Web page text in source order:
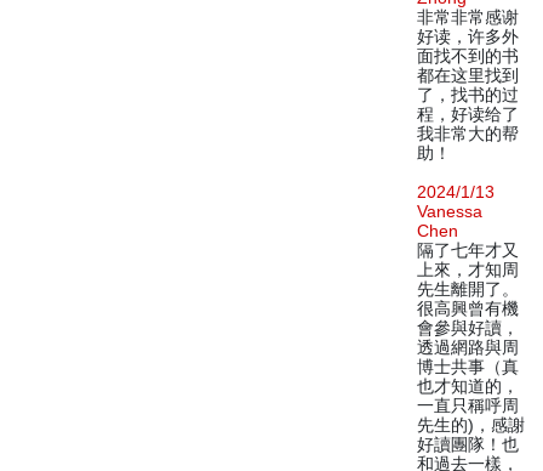
非常非常感谢
好读，许多外
面找不到的书
都在这里找到
了，找书的过
程，好读给了
我非常大的帮
助！
2024/1/13
Vanessa
Chen
隔了七年才又
上來，才知周
先生離開了。
很高興曾有機
會參與好讀，
透過網路與周
博士共事（真
也才知道的，
一直只稱呼周
先生的)，感謝
好讀團隊！也
和過去一樣，